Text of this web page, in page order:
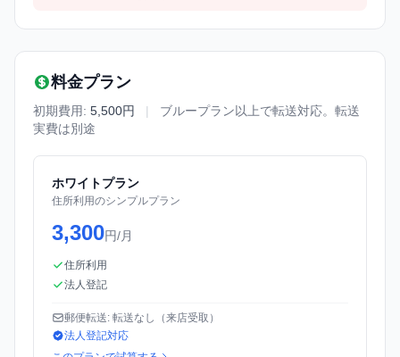
料金プラン
初期費用: 5,500円 |
ブループラン以上で転送対応。転送
実費は別途
ホワイトプラン
住所利用のシンプルプラン
3,300円/月
住所利用
法人登記
郵便転送: 転送なし（来店受取）
法人登記対応